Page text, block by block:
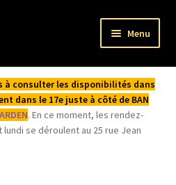
Menu
à consulter les disponibilités dans
dans le 17e juste à côté de BAN
. En ce moment, les rendez-
se déroulent au 25 rue Jean